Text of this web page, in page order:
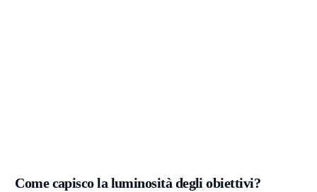
Come capisco la luminosità degli obiettivi?